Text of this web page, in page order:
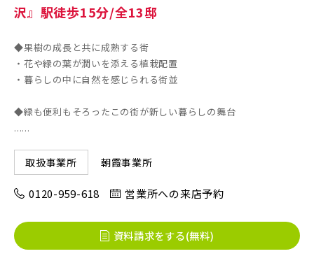
埼玉・東部エリア(15)
春日部市(5) 草加市(0)
三郷市(2)
幸手市(0)
市川市(5)
八千代市(1)
鎌ケ谷市(1)
浦安市(0)
千葉市(2)
沢』駅徒歩15分/全13邸
◆果樹の成長と共に成熟する街
・花や緑の葉が潤いを添える植栽配置
・暮らしの中に自然を感じられる街並
◆緑も便利もそろったこの街が新しい暮らしの舞台
......
取扱事業所 朝霞事業所
0120-959-618 営業所への来店予約
資料請求をする(無料)